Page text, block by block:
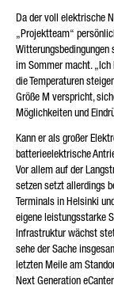
Da der voll elektrische
„Projektteam“
Witterungsbedingungen
im Sommer macht.
die Temperaturen
Größe M verspricht,
Möglichkeiten und
Kann er als großer
batterieelektrische
Vor allem auf der
setzen setzt allerdings
Terminals in Helsinki
eigene leistungsstarke
Infrastruktur wächst
sehe der Sache
letzten Meile am
Next Generation